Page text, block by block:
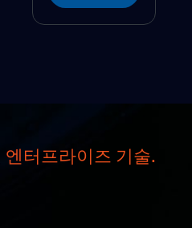
엔터프라이즈 기술.